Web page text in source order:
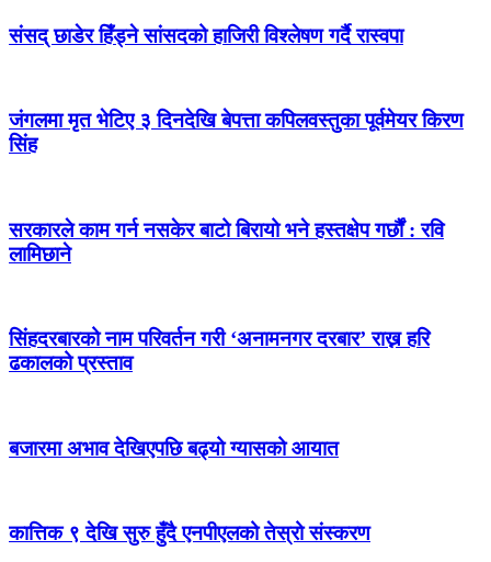
संसद् छाडेर हिँड्ने सांसदको हाजिरी विश्लेषण गर्दै रास्वपा
जंगलमा मृत भेटिए ३ दिनदेखि बेपत्ता कपिलवस्तुका पूर्वमेयर किरण
सिंह
सरकारले काम गर्न नसकेर बाटो बिरायो भने हस्तक्षेप गर्छौं : रवि
लामिछाने
सिंहदरबारको नाम परिवर्तन गरी ‘अनामनगर दरबार’ राख्न हरि
ढकालको प्रस्ताव
बजारमा अभाव देखिएपछि बढ्यो ग्यासको आयात
कात्तिक ९ देखि सुरु हुँदै एनपीएलको तेस्रो संस्करण